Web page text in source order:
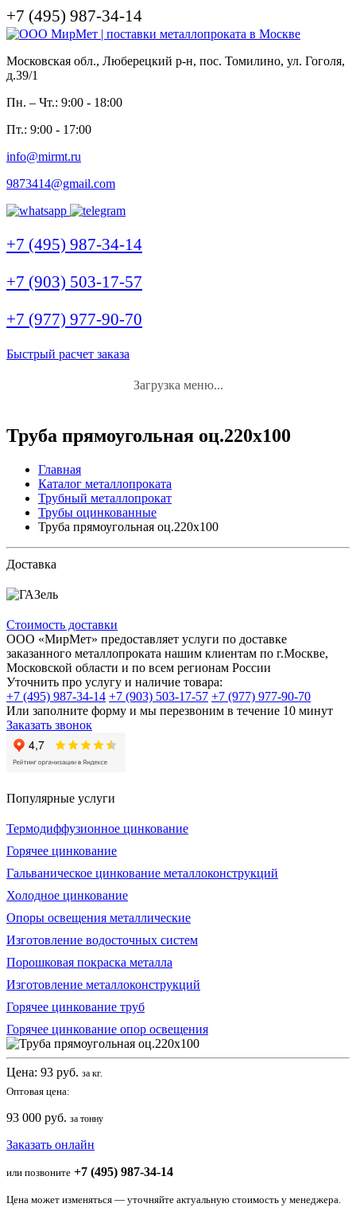
+7 (495) 987-34-14
Московская обл., Люберецкий р-н, пос. Томилино, ул. Гоголя,
д.39/1
Пн. – Чт.: 9:00 - 18:00
Пт.: 9:00 - 17:00
info@mirmt.ru
9873414@gmail.com
+7 (495) 987-34-14
+7 (903) 503-17-57
+7 (977) 977-90-70
Быстрый расчет заказа
Загрузка меню...
Труба прямоугольная оц.220х100
Главная
Каталог металлопроката
Трубный металлопрокат
Трубы оцинкованные
Труба прямоугольная оц.220х100
Доставка
Стоимость доставки
ООО «МирМет» предоставляет услуги по доставке
заказанного металлопроката нашим клиентам по г.Москве,
Московской области и по всем регионам России
Уточнить про услугу и наличие товара:
+7 (495) 987-34-14 +7 (903) 503-17-57 +7 (977) 977-90-70
Или заполните форму и мы перезвоним в течение 10 минут
Заказать звонок
Популярные услуги
Термодиффузионное цинкование
Горячее цинкование
Гальваническое цинкование металлоконструкций
Холодное цинкование
Опоры освещения металлические
Изготовление водосточных систем
Порошковая покраска металла
Изготовление металлоконструкций
Горячее цинкование труб
Горячее цинкование опор освещения
Цена: 93 руб. за кг.
Оптовая цена:
93 000 руб. за тонну
Заказать онлайн
или позвоните +7 (495) 987-34-14
Цена может изменяться — уточняйте актуальную стоимость у менеджера.